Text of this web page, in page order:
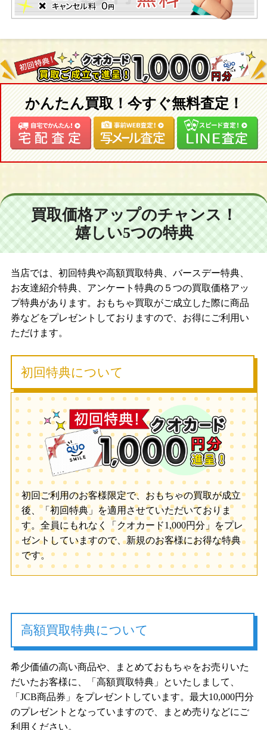
かんたん買取！今すぐ無料査定！
買取価格アップのチャンス！
嬉しい5つの特典
当店では、初回特典や高額買取特典、バースデー特典、
お友達紹介特典、アンケート特典の５つの買取価格アッ
プ特典があります。おもちゃ買取がご成立した際に商品
券などをプレゼントしておりますので、お得にご利用い
ただけます。
初回特典について
初回ご利用のお客様限定で、おもちゃの買取が成立
後、「初回特典」を適用させていただいておりま
す。全員にもれなく「クオカード1,000円分」をプレ
ゼントしていますので、新規のお客様にお得な特典
です。
高額買取特典について
希少価値の高い商品や、まとめておもちゃをお売りいた
だいたお客様に、「高額買取特典」といたしまして、
「JCB商品券」をプレゼントしています。最大10,000円分
のプレゼントとなっていますので、まとめ売りなどにご
利用ください。